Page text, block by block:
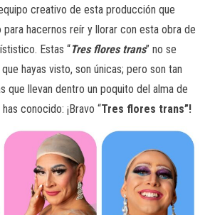
creativo de esta producción que
hacernos reír y llorar con esta obra de
Estas “Tres flores trans” no se
hayas visto, son únicas; pero son tan
que llevan dentro un poquito del alma de
conocido: ¡Bravo “Tres flores trans”!